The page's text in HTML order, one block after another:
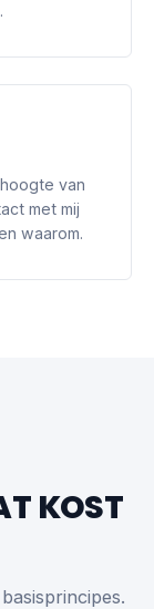
van
met mij
waarom.
KOST